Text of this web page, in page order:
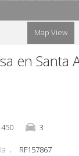
Map View
en Santa
450 3
RF157867